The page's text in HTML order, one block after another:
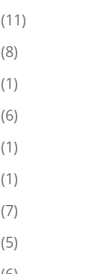
(11)
(8)
(1)
(6)
(1)
(1)
(7)
(5)